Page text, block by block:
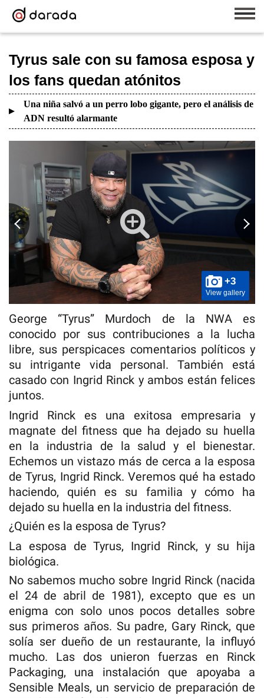
Tyrus sale con su famosa esposa y
los fans quedan atónitos
Una niña salvó a un perro lobo gigante, pero el análisis de
ADN resultó alarmante
+3
View gallery
George “Tyrus” Murdoch de la NWA es
conocido por sus contribuciones a la lucha
libre, sus perspicaces comentarios políticos y
su intrigante vida personal. También está
casado con Ingrid Rinck y ambos están felices
juntos.
Ingrid Rinck es una exitosa empresaria y
magnate del fitness que ha dejado su huella
en la industria de la salud y el bienestar.
Echemos un vistazo más de cerca a la esposa
de Tyrus, Ingrid Rinck. Veremos qué ha estado
haciendo, quién es su familia y cómo ha
dejado su huella en la industria del fitness.
¿Quién es la esposa de Tyrus?
La esposa de Tyrus, Ingrid Rinck, y su hija
biológica.
No sabemos mucho sobre Ingrid Rinck (nacida
el 24 de abril de 1981), excepto que es un
enigma con solo unos pocos detalles sobre
sus primeros años. Su padre, Gary Rinck, que
solía ser dueño de un restaurante, la influyó
mucho. Las dos unieron fuerzas en Rinck
Packaging, una instalación que apoyaba a
Sensible Meals, un servicio de preparación de